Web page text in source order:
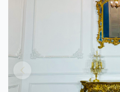
КУРСЫ ПО РЕСТАВРАЦИИ
КОНТАКТЫ